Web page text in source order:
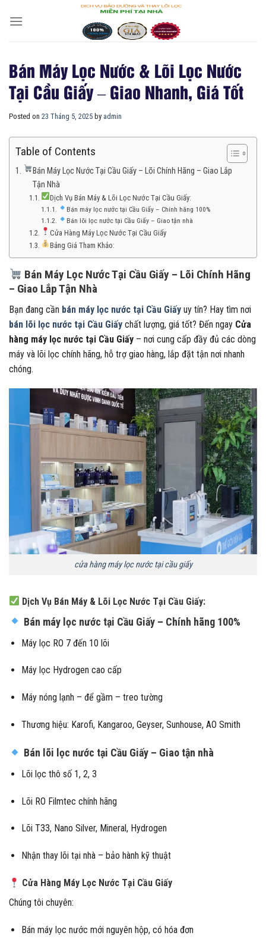
Bán Máy Lọc Nước & Lõi Lọc Nước
Tại Cầu Giấy – Giao Nhanh, Giá Tốt
Posted on 23 Tháng 5, 2025 by admin
Table of Contents
Bán Máy Lọc Nước Tại Cầu Giấy – Lõi Chính Hãng – Giao Lắp
Tận Nhà
Dịch Vụ Bán Máy & Lõi Lọc Nước Tại Cầu Giấy:
Bán máy lọc nước tại Cầu Giấy – Chính hãng 100%
Bán lõi lọc nước tại Cầu Giấy – Giao tận nhà
Cửa Hàng Máy Lọc Nước Tại Cầu Giấy
Bảng Giá Tham Khảo:
Bán Máy Lọc Nước Tại Cầu Giấy – Lõi Chính Hãng
– Giao Lắp Tận Nhà
Bạn đang cần bán máy lọc nước tại Cầu Giấy uy tín? Hay tìm nơi
bán lõi lọc nước tại Cầu Giấy chất lượng, giá tốt? Đến ngay Cửa
hàng máy lọc nước tại Cầu Giấy – nơi cung cấp đầy đủ các dòng
máy và lõi lọc chính hãng, hỗ trợ giao hàng, lắp đặt tận nơi nhanh
chóng.
cửa hàng máy lọc nước tại cầu giấy
Dịch Vụ Bán Máy & Lõi Lọc Nước Tại Cầu Giấy:
Bán máy lọc nước tại Cầu Giấy – Chính hãng 100%
Máy lọc RO 7 đến 10 lõi
Máy lọc Hydrogen cao cấp
Máy nóng lạnh – để gầm – treo tường
Thương hiệu: Karofi, Kangaroo, Geyser, Sunhouse, AO Smith
Bán lõi lọc nước tại Cầu Giấy – Giao tận nhà
Lõi lọc thô số 1, 2, 3
Lõi RO Filmtec chính hãng
Lõi T33, Nano Silver, Mineral, Hydrogen
Nhận thay lõi tại nhà – bảo hành kỹ thuật
Cửa Hàng Máy Lọc Nước Tại Cầu Giấy
Chúng tôi chuyên:
Bán máy lọc nước mới nguyên hộp, có hóa đơn